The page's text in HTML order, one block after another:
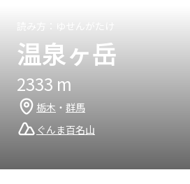
温泉ヶ岳
2333 m
栃木 ・ 群馬
ぐんま百名山